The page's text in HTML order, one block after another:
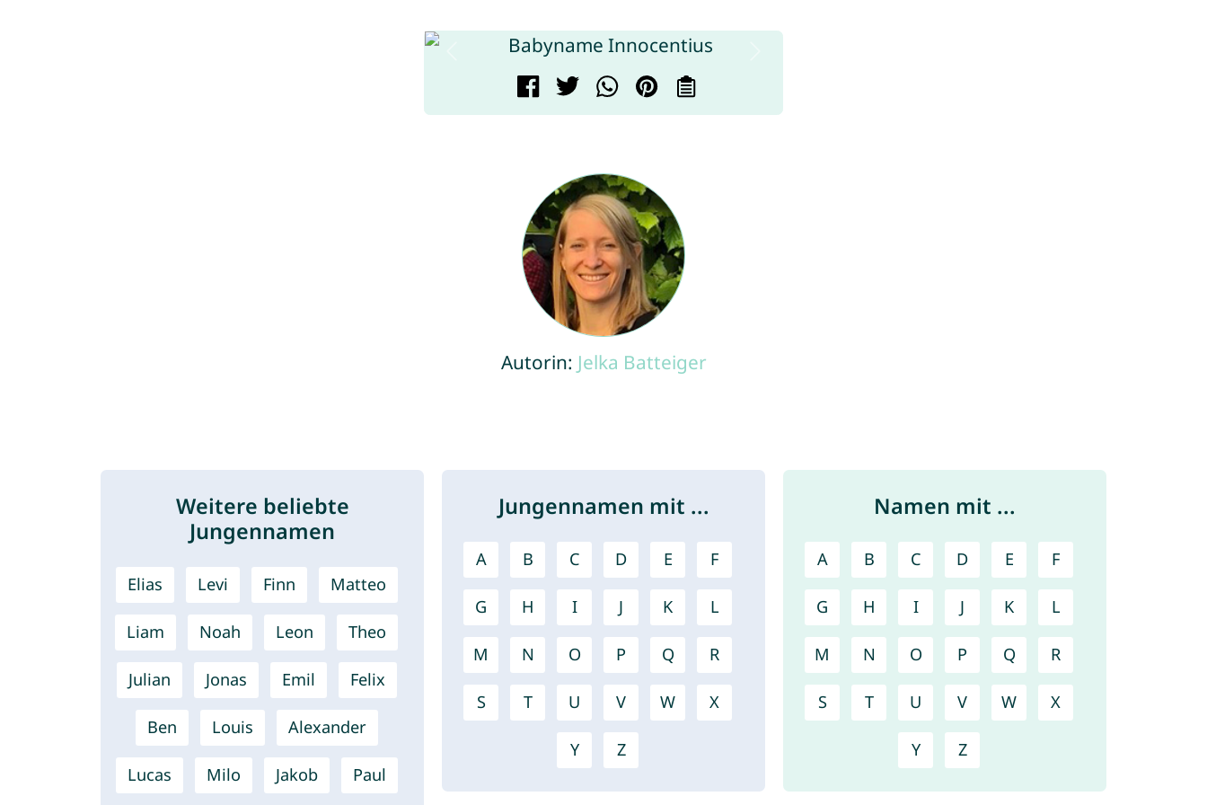
Autorin: Jelka Batteiger
Weitere beliebte
Jungennamen
Elias Levi Finn Matteo
Liam Noah Leon Theo
Julian Jonas Emil Felix
Ben Louis Alexander
Lucas Milo Jakob Paul
Jungennamen mit ...
A B C D E F
G H I J K L
M N O P Q R
S T U V W X
Y Z
Namen mit ...
A B C D E F
G H I J K L
M N O P Q R
S T U V W X
Y Z